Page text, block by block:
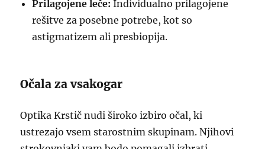
Prilagojene leče: Individualno prilagojene
rešitve za posebne potrebe, kot so
astigmatizem ali presbiopija.
Očala za vsakogar
Optika Krstič nudi široko izbiro očal, ki
ustrezajo vsem starostnim skupinam. Njihovi